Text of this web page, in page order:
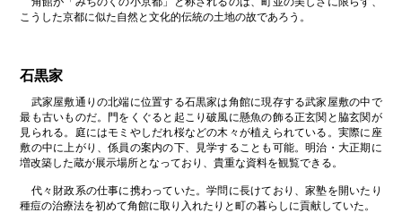
こうした京都に似た自然と文化的伝統の土地の故であろう。
石黒家
武家屋敷通りの北端に位置する石黒家は角館に現存する武家屋敷の中で
最も古いものだ。門をくぐると起こり破風に懸魚の飾る正玄関と脇玄関が
見られる。庭にはモミやしだれ桜などの木々が植えられている。実際に座
敷の中に上がり、係員の案内の下、見学することも可能。明治・大正期に
増改築した蔵が展示場所となっており、貴重な資料を観覧できる。
代々財政系の仕事に携わっていた。学問に長けており、家塾を開いたり
種痘の治療法を初めて角館に取り入れたりと町の暮らしに貢献していた。